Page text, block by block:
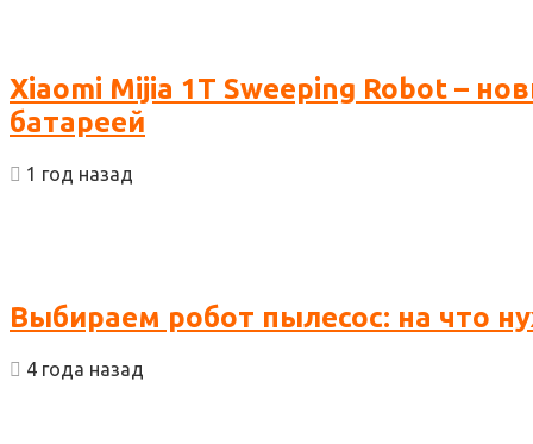
Xiaomi Mijia 1T Sweeping Robot –
батареей
1 год назад
Выбираем робот пылесос: на что
4 года назад